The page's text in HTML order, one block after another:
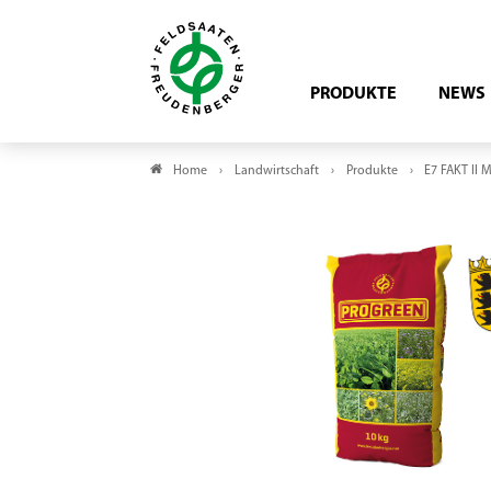
PRODUKTE NEWS
Home Landwirtschaft Produkte E7 FAKT II